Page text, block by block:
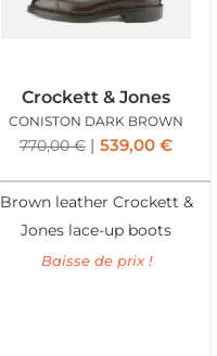
Crockett & Jones
CONISTON DARK BROWN
770,00€ 539,00 €
Brown leather Crockett &
Jones lace-up boots
Baisse de prix !